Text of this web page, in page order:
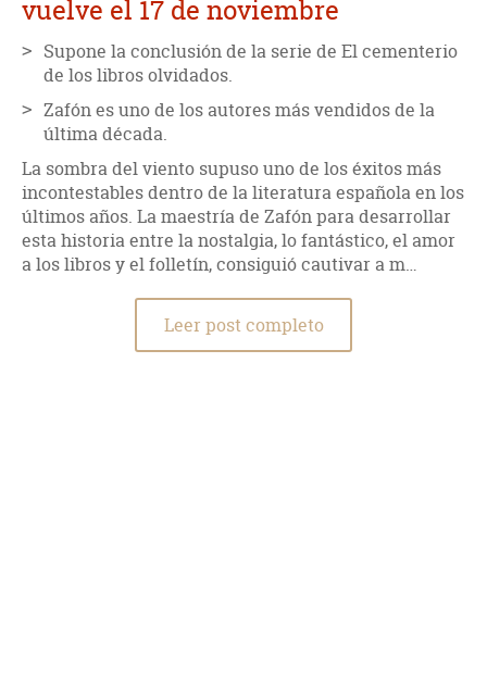
hubiera otorgado un 10.
vuelve el 17 de noviembre
Supone la conclusión de la serie de El cementerio
de los libros olvidados.
Zafón es uno de los autores más vendidos de la
última década.
La sombra del viento supuso uno de los éxitos más
incontestables dentro de la literatura española en los
últimos años. La maestría de Zafón para desarrollar
esta historia entre la nostalgia, lo fantástico, el amor
a los libros y el folletín, consiguió cautivar a m…
Leer post completo